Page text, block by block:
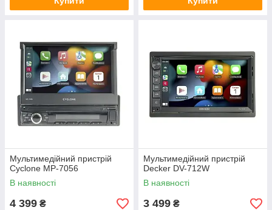
Мультимедійний пристрій
Cyclone MP-7056
В наявності
4 399 ₴
Мультимедійний пристрій
Decker DV-712W
В наявності
3 499 ₴